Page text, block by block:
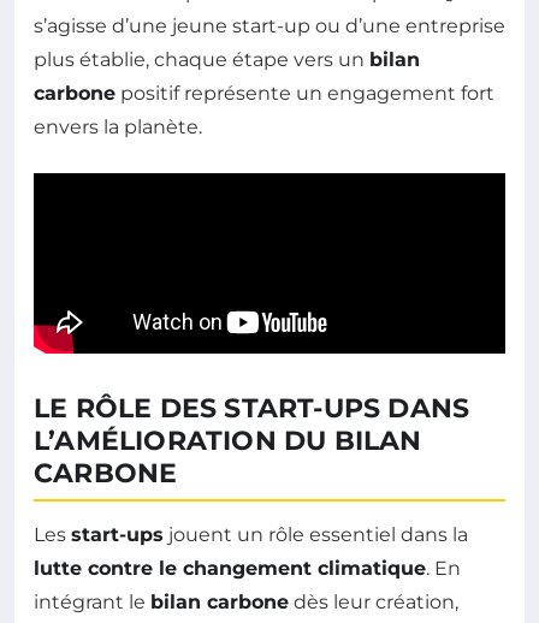
s’agisse d’une jeune start-up ou d’une entreprise
plus établie, chaque étape vers un bilan
carbone positif représente un engagement fort
envers la planète.
LE RÔLE DES START-UPS DANS
L’AMÉLIORATION DU BILAN
CARBONE
Les start-ups jouent un rôle essentiel dans la
lutte contre le changement climatique. En
intégrant le bilan carbone dès leur création,